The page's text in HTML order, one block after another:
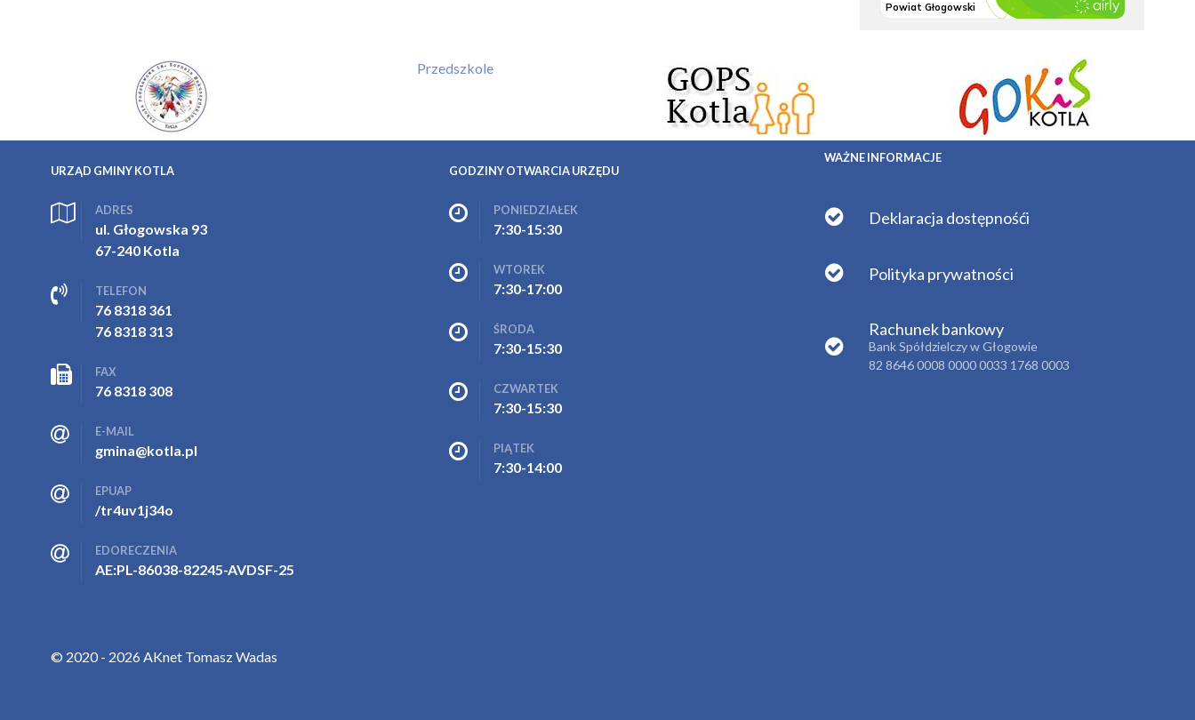
Przedszkole
URZĄD GMINY KOTLA
ADRES
ul. Głogowska 93
67-240 Kotla
TELEFON
76 8318 361
76 8318 313
FAX
76 8318 308
E-MAIL
gmina@kotla.pl
EPUAP
/tr4uv1j34o
EDORECZENIA
AE:PL-86038-82245-AVDSF-25
GODZINY OTWARCIA URZĘDU
PONIEDZIAŁEK
7:30-15:30
WTOREK
7:30-17:00
ŚRODA
7:30-15:30
CZWARTEK
7:30-15:30
PIĄTEK
7:30-14:00
WAŻNE INFORMACJE
Deklaracja dostępnośći
Polityka prywatności
Rachunek bankowy
Bank Spółdzielczy w Głogowie
82 8646 0008 0000 0033 1768 0003
© 2020 - 2026 AKnet Tomasz Wadas